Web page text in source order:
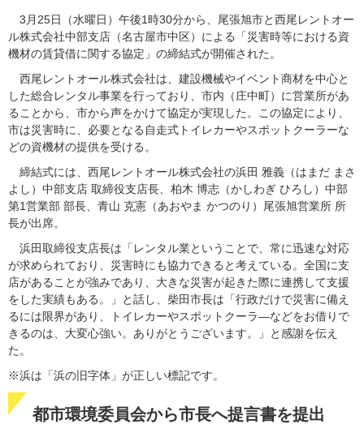
3月25日（水曜日）午後1時30分から、尾張旭市と西尾レントオー
ル株式会社中部支店（名古屋市中区）による「災害時等における資
機材の賃貸借に関する協定」の締結式が開催された。
西尾レントオール株式会社は、建設機械やイベント商材を中心と
した総合レンタル事業を行っており、市内（庄中町）に営業所があ
ることから、市から声をかけて協定が実現した。この協定により、
市は災害時に、必要となる自走式トイレカーやスポットクーラーな
どの資機材の提供を受ける。
締結式には、西尾レントオール株式会社の浜田 雅義（はまだ まさ
よし）中部支店 取締役支店長、柏木 博志（かしわぎ ひろし）中部
第1営業部 部長、青山 克憲（あおやま かつのり）尾張旭営業所 所
長が出席。
浜田取締役支店長は「レンタル業ということで、常に迅速な対応
が求められており、災害時にも協力できると考えている。全国に支
店があることが強みであり、大きな災害が起きた際に連携して支援
をした実績もある。」と話し、柴田市長は「行政だけで災害に備え
るには限界があり、トイレカーやスポットクーラ―などをお借りで
きるのは、大変心強い。ありがとうございます。」と感謝を伝え
た。
※浜は「浜の旧字体」が正しい標記です。
都市環境委員会から市長へ提言書を提出